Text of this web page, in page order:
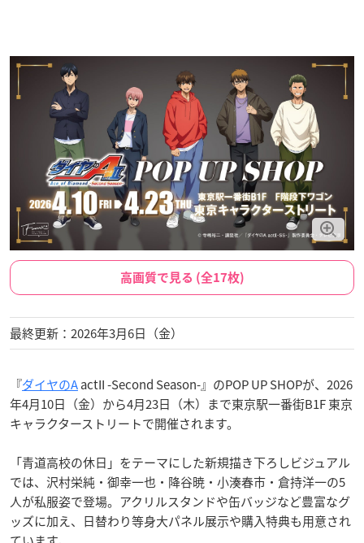
高画質で見る (全17枚)
最終更新：2026年3月6日（金）
『ダイヤのAactII -Second Season-』のPOP UP SHOPが、2026
年4月10日（金）から4月23日（木）まで東京駅一番街B1F 東京
キャラクターストリートで開催されます。
「青道高校の休日」をテーマにした新規描き下ろしビジュアル
では、沢村栄純・御幸一也・降谷暁・小湊春市・倉持洋一の5
人が私服姿で登場。アクリルスタンドや缶バッジなど豊富なグ
ッズに加え、日替わり等身大パネル展示や購入特典も用意され